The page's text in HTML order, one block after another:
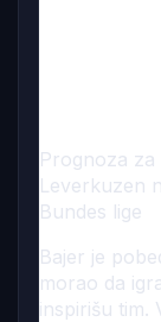
Prognoza za
Leverkuzen
Bundes lige
Bajer je
morao da
inspirišu tim.